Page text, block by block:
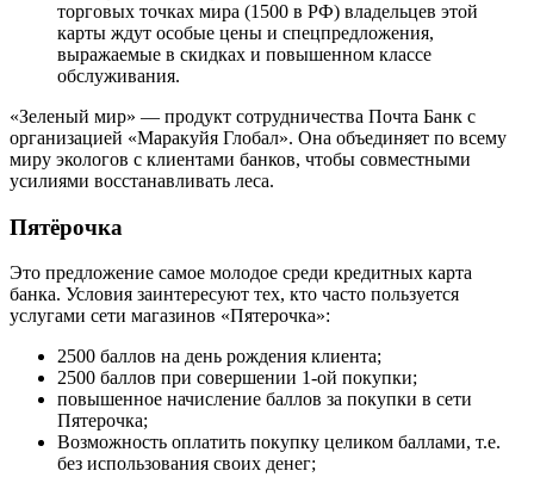
торговых точках мира (1500 в РФ) владельцев этой
карты ждут особые цены и спецпредложения,
выражаемые в скидках и повышенном классе
обслуживания.
«Зеленый мир» — продукт сотрудничества Почта Банк с
организацией «Маракуйя Глобал». Она объединяет по всему
миру экологов с клиентами банков, чтобы совместными
усилиями восстанавливать леса.
Пятёрочка
Это предложение самое молодое среди кредитных карта
банка. Условия заинтересуют тех, кто часто пользуется
услугами сети магазинов «Пятерочка»:
2500 баллов на день рождения клиента;
2500 баллов при совершении 1-ой покупки;
повышенное начисление баллов за покупки в сети
Пятерочка;
Возможность оплатить покупку целиком баллами, т.е.
без использования своих денег;